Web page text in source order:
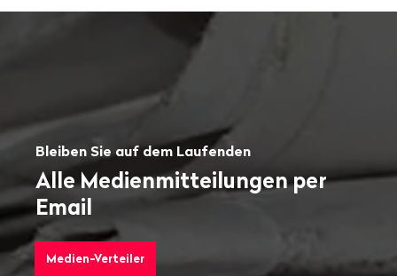
Bleiben Sie auf dem Laufenden
Alle Medienmitteilungen per
Email
Medien-Verteiler